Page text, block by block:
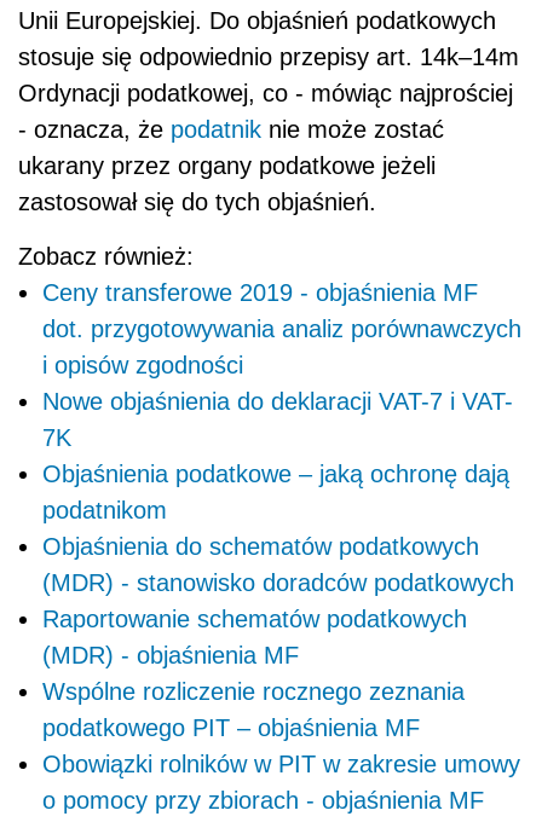
Unii Europejskiej. Do objaśnień podatkowych
stosuje się odpowiednio przepisy art. 14k–14m
Ordynacji podatkowej, co - mówiąc najprościej
- oznacza, że podatnik nie może zostać
ukarany przez organy podatkowe jeżeli
zastosował się do tych objaśnień.
Zobacz również:
Ceny transferowe 2019 - objaśnienia MF
dot. przygotowywania analiz porównawczych
i opisów zgodności
Nowe objaśnienia do deklaracji VAT-7 i VAT-
7K
Objaśnienia podatkowe – jaką ochronę dają
podatnikom
Objaśnienia do schematów podatkowych
(MDR) - stanowisko doradców podatkowych
Raportowanie schematów podatkowych
(MDR) - objaśnienia MF
Wspólne rozliczenie rocznego zeznania
podatkowego PIT – objaśnienia MF
Obowiązki rolników w PIT w zakresie umowy
o pomocy przy zbiorach - objaśnienia MF